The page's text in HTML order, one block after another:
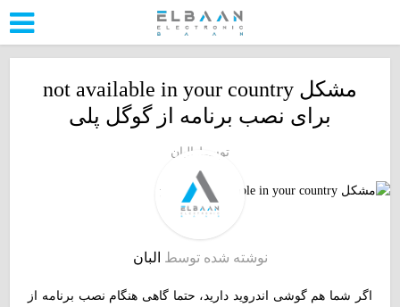
مشکل not available in your country
برای نصب برنامه از گوگل پلی
توسط البان
نوشته شده توسط البان
اگر شما هم گوشی اندروید دارید، حتما گاهی هنگام نصب برنامه از